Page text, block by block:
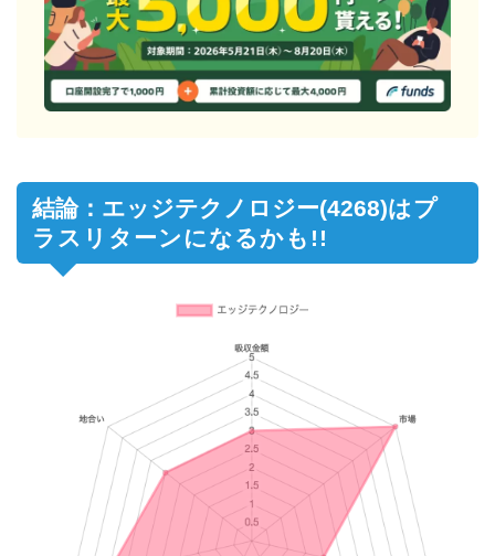
結論：エッジテクノロジー(4268)はプ
ラスリターンになるかも!!